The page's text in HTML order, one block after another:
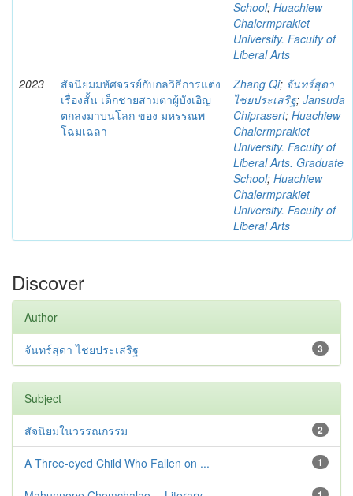
School; Huachiew
Chalermprakiet
University. Faculty of
Liberal Arts
2023
สัจนิยมมหัศจรรย์กับกลวิธีการแต่ง
เรื่องสั้น เด็กชายสามตาผู้บังเอิญ
ตกลงมาบนโลก ของ มหรรณพ
โฉมเฉลา
Zhang Qi; จันทร์สุดา
ไชยประเสริฐ; Jansuda
Chiprasert; Huachiew
Chalermprakiet
University. Faculty of
Liberal Arts. Graduate
School; Huachiew
Chalermprakiet
University. Faculty of
Liberal Arts
Discover
Author
3
จันทร์สุดา ไชยประเสริฐ
Subject
2
สัจนิยมในวรรณกรรม
1
A Three-eyed Child Who Fallen on ...